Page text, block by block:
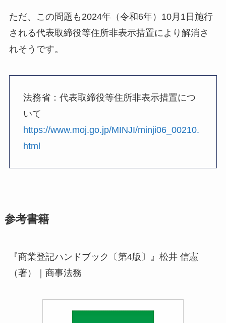
ただ、この問題も2024年（令和6年）10月1日施行
される代表取締役等住所非表示措置により解消さ
れそうです。
法務省：代表取締役等住所非表示措置につ
いて
https://www.moj.go.jp/MINJI/minji06_00210.
html
参考書籍
『商業登記ハンドブック〔第4版〕』松井 信憲
（著）｜商事法務